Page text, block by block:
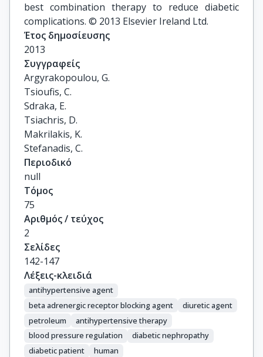
best combination therapy to reduce diabetic
complications. © 2013 Elsevier Ireland Ltd.
Έτος δημοσίευσης
2013
Συγγραφείς
Argyrakopoulou, G.
Tsioufis, C.
Sdraka, E.
Tsiachris, D.
Makrilakis, K.
Stefanadis, C.
Περιοδικό
null
Τόμος
75
Αριθμός / τεύχος
2
Σελίδες
142-147
Λέξεις-κλειδιά
antihypertensive agent
beta adrenergic receptor blocking agent
diuretic agent
petroleum
antihypertensive therapy
blood pressure regulation
diabetic nephropathy
diabetic patient
human